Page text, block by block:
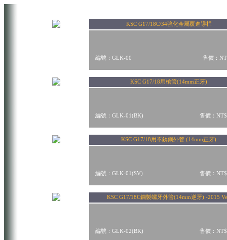
KSC G17/18C/34強化金屬覆進導桿
編號：GLK-00 售價：
KSC G17/18用槍管(14mm正牙)
編號：GLK-01(BK) 售價：
KSC G17/18用不銹鋼外管 (14mm正牙)
編號：GLK-01(SV) 售價：
KSC G17/18C鋼製螺牙外管(14mm逆牙) -2015
編號：GLK-02(BK) 售價：